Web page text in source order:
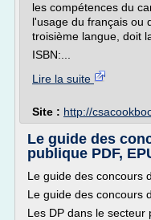
les compétences du
l'usage du français ou
troisième langue, doit
ISBN:...
Lire la suite
Site : http://
Le guide des
publique PDF,
Le guide des concours
Le guide des concours
Les DP dans le secteur